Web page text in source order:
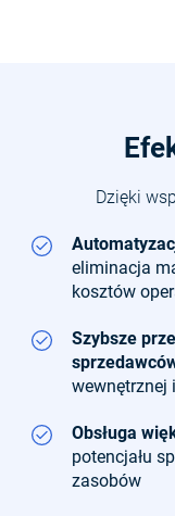
Dzięki
eliminacja
kosztów
Szybsze
wewnętrznej
Obsługa
potencjału
zasobów